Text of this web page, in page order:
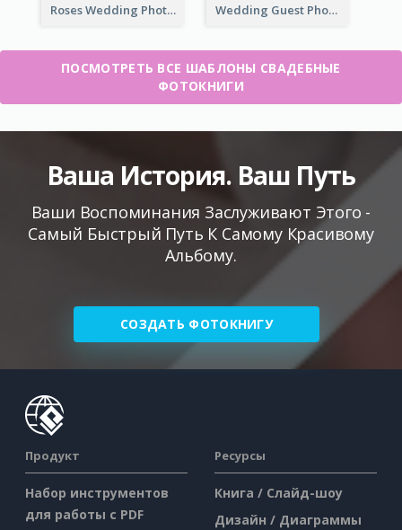
Roses Wedding Photo Book Wedding Guest Photo Book
ПОСМОТРЕТЬ ВСЕ ШАБЛОНЫ СВАДЕБНЫЕ
ФОТОКНИГИ
Ваша История. Ваш Путь
Ваши Воспоминания Заслуживают Этого -
Самый Быстрый Путь К Самому Красивому
Альбому.
СОЗДАТЬ ФОТОКНИГУ
Продукт
Набор инструментов
для работы с PDF
Ресурсы
Книга / Слайд-шоу
Дизайн / Диаграммы